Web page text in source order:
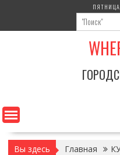
содержимому
Вы здесь Главная